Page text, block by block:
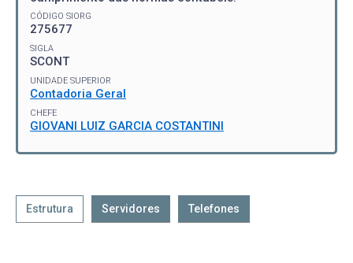
CÓDIGO SIORG
275677
SIGLA
SCONT
UNIDADE SUPERIOR
Contadoria Geral
CHEFE
GIOVANI LUIZ GARCIA COSTANTINI
Estrutura Servidores Telefones